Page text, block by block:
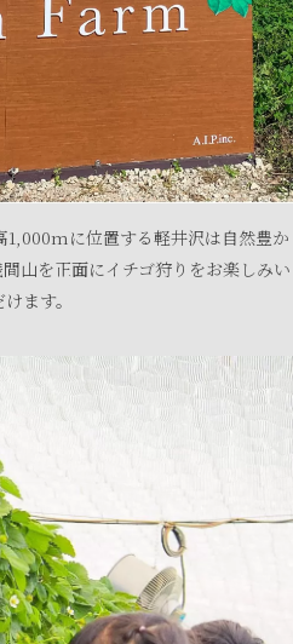
に位置する軽井沢は自然豊か
山を正面にイチゴ狩りをお楽しみい
ます。